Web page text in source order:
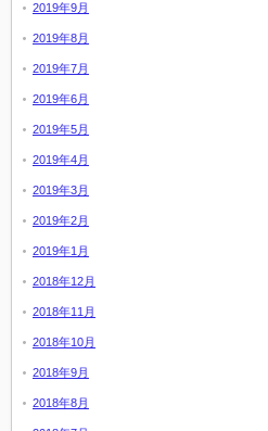
2019年9月
2019年8月
2019年7月
2019年6月
2019年5月
2019年4月
2019年3月
2019年2月
2019年1月
2018年12月
2018年11月
2018年10月
2018年9月
2018年8月